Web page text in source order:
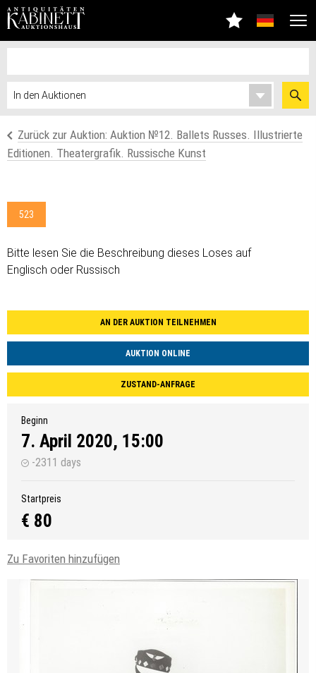
Zurück zur Auktion: Аuktion №12. Ballets Russes. Illustrierte
Editionen. Theatergrafik. Russische Kunst
523
Bitte lesen Sie die Beschreibung dieses Loses auf
Englisch oder Russisch
AN DER AUKTION TEILNEHMEN
AUKTION ONLINE
ZUSTAND-ANFRAGE
Beginn
7. April 2020, 15:00
-2311 days
Startpreis
€ 80
Zu Favoriten hinzufügen